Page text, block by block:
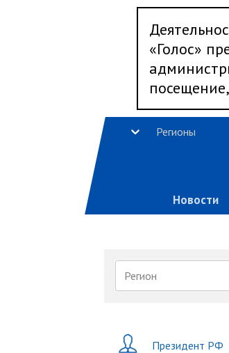
«Голос»
Регионы
Новости
Регион
Президент РФ